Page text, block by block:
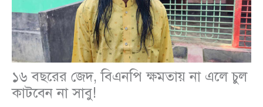
১৬ বছরের জেদ, বিএনপি ক্ষমতায় না এলে চুল
কাটবেন না সাবু!